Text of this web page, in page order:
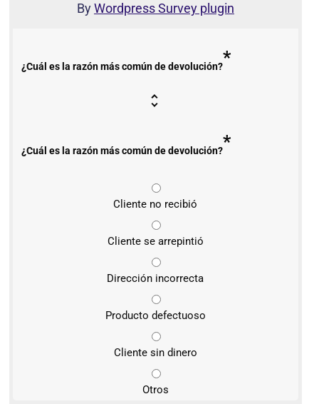
ByWordpress Survey plugin
¿Cuál es la razón más común de devolución?*
¿Cuál es la razón más común de devolución?*
Cliente no recibió
Cliente se arrepintió
Dirección incorrecta
Producto defectuoso
Cliente sin dinero
Otros